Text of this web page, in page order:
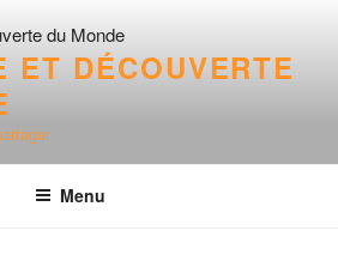
ET DÉCOUVERTE
Menu